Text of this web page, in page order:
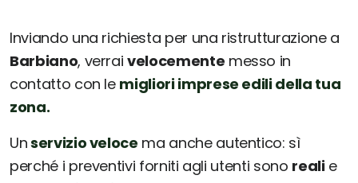
Inviando una richiesta per una ristrutturazione a
Barbiano, verraivelocemente messo in
contatto con le migliori imprese edili della tua
zona.
Unservizio veloce ma anche autentico: sì
perché i preventivi forniti agli utenti sono realie